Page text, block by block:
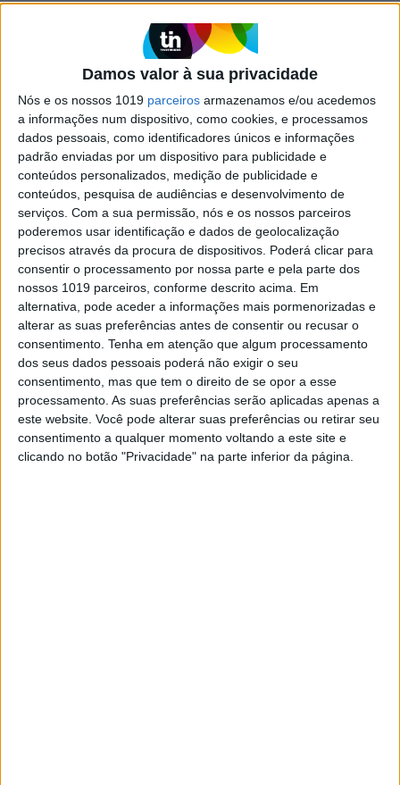
Damos valor à sua privacidade
Nós e os nossos 1019 parceiros armazenamos e/ou acedemos
a informações num dispositivo, como cookies, e processamos
dados pessoais, como identificadores únicos e informações
padrão enviadas por um dispositivo para publicidade e
conteúdos personalizados, medição de publicidade e
conteúdos, pesquisa de audiências e desenvolvimento de
serviços. Com a sua permissão, nós e os nossos parceiros
poderemos usar identificação e dados de geolocalização
precisos através da procura de dispositivos. Poderá clicar para
consentir o processamento por nossa parte e pela parte dos
nossos 1019 parceiros, conforme descrito acima. Em
alternativa, pode aceder a informações mais pormenorizadas e
alterar as suas preferências antes de consentir ou recusar o
consentimento. Tenha em atenção que algum processamento
dos seus dados pessoais poderá não exigir o seu
consentimento, mas que tem o direito de se opor a esse
processamento. As suas preferências serão aplicadas apenas a
este website. Você pode alterar suas preferências ou retirar seu
consentimento a qualquer momento voltando a este site e
clicando no botão "Privacidade" na parte inferior da página.
Relações sino-europeias podem
contrabalançar aliança EUA-Japão -
jornal do PC chinês
LUSA
Mais de 200 mortos no Paquistão
devido a sismo de segunda-feira
LUSA
Ministro do Interior de Cuba
demite-se por motivos de saúde
após 26 anos no cargo
LUSA
Nissan chama à revisão 59 mil